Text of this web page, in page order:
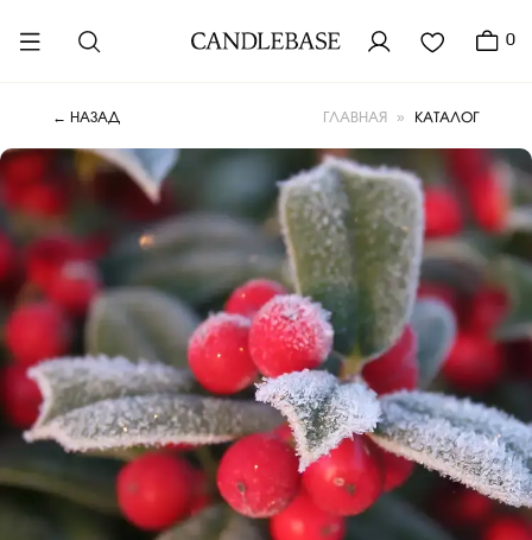
← НАЗАД ГЛАВНАЯ КАТАЛОГ
»